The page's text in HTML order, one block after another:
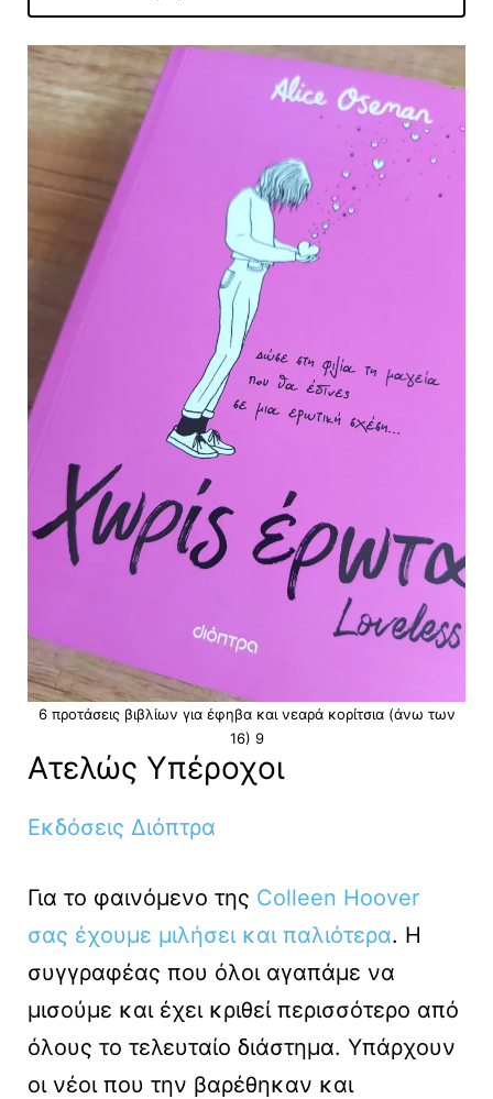
6 προτάσεις βιβλίων για έφηβα και νεαρά κορίτσια (άνω των
16) 9
Ατελώς Υπέροχοι
Εκδόσεις Διόπτρα
Για το φαινόμενο της Colleen Hoover
σας έχουμε μιλήσει και παλιότερα. Η
συγγραφέας που όλοι αγαπάμε να
μισούμε και έχει κριθεί περισσότερο από
όλους το τελευταίο διάστημα. Υπάρχουν
οι νέοι που την βαρέθηκαν και